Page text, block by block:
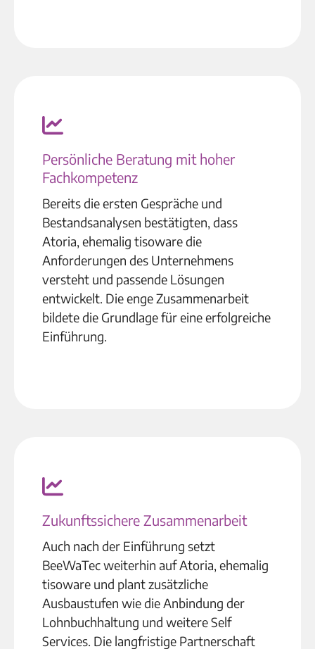
Persönliche Beratung mit hoher
Fachkompetenz
Bereits die ersten Gespräche und
Bestandsanalysen bestätigten, dass
Atoria, ehemalig tisoware die
Anforderungen des Unternehmens
versteht und passende Lösungen
entwickelt. Die enge Zusammenarbeit
bildete die Grundlage für eine erfolgreiche
Einführung.
Zukunftssichere Zusammenarbeit
Auch nach der Einführung setzt
BeeWaTec weiterhin auf Atoria, ehemalig
tisoware und plant zusätzliche
Ausbaustufen wie die Anbindung der
Lohnbuchhaltung und weitere Self
Services. Die langfristige Partnerschaft